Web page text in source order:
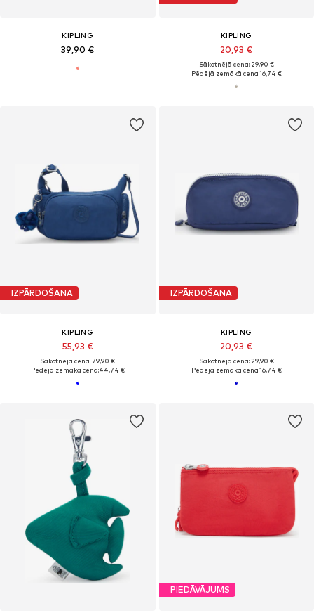
KIPLING
39,90 €
KIPLING
20,93 €
Sākotnējā cena: 29,90 €
Pēdējā zemākā cena:16,74 €
IZPĀRDOŠANA
KIPLING
55,93 €
Sākotnējā cena: 79,90 €
Pēdējā zemākā cena:44,74 €
IZPĀRDOŠANA
KIPLING
20,93 €
Sākotnējā cena: 29,90 €
Pēdējā zemākā cena:16,74 €
PIEDĀVĀJUMS